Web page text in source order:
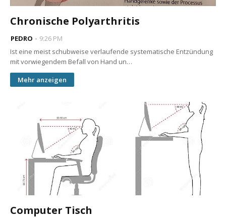
Chronische Polyarthritis
PEDRO
9:26 PM
Ist eine meist schubweise verlaufende systematische Entzündung
mit vorwiegendem Befall von Hand un…
Mehr anzeigen
Computer Tisch